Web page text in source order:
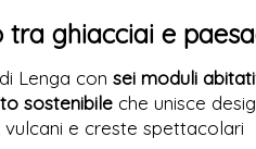
ghiacciai e
Lenga con sei moduli
sostenibile che unisce
e creste spettacolari